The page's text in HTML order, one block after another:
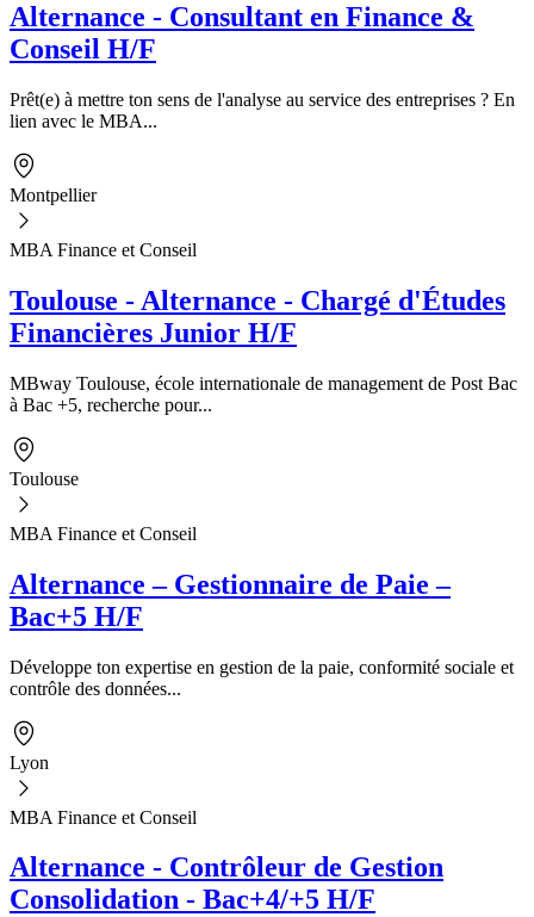
Alternance - Consultant en Finance &
Conseil H/F
Prêt(e) à mettre ton sens de l'analyse au service des entreprises ? En
lien avec le MBA...
Montpellier
MBA Finance et Conseil
Toulouse - Alternance - Chargé d'Études
Financières Junior H/F
MBway Toulouse, école internationale de management de Post Bac
à Bac +5, recherche pour...
Toulouse
MBA Finance et Conseil
Alternance – Gestionnaire de Paie –
Bac+5 H/F
Développe ton expertise en gestion de la paie, conformité sociale et
contrôle des données...
Lyon
MBA Finance et Conseil
Alternance - Contrôleur de Gestion
Consolidation - Bac+4/+5 H/F